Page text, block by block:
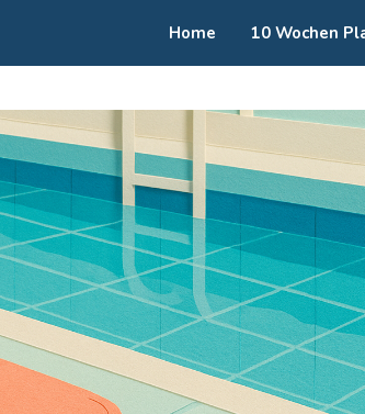
Home 10 Wochen